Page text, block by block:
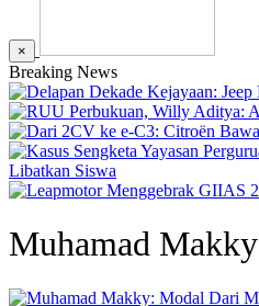
×
Breaking News
Libatkan Siswa
Muhamad Makky